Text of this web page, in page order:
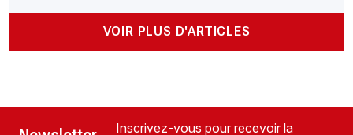
VOIR PLUS D'ARTICLES
Inscrivez-vous pour recevoir la